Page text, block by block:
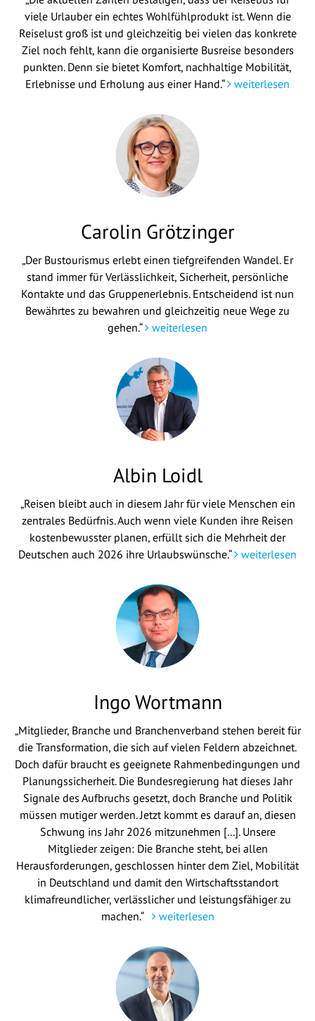
viele Urlauber ein echtes Wohlfühlprodukt ist. Wenn die
Reiselust groß ist und gleichzeitig bei vielen das konkrete
Ziel noch fehlt, kann die organisierte Busreise besonders
punkten. Denn sie bietet Komfort, nachhaltige Mobilität,
Erlebnisse und Erholung aus einer Hand.“
weiterlesen
Carolin Grötzinger
„Der Bustourismus erlebt einen tiefgreifenden Wandel. Er
stand immer für Verlässlichkeit, Sicherheit, persönliche
Kontakte und das Gruppenerlebnis. Entscheidend ist nun
Bewährtes zu bewahren und gleichzeitig neue Wege zu
gehen.“
weiterlesen
Albin Loidl
„Reisen bleibt auch in diesem Jahr für viele Menschen ein
zentrales Bedürfnis. Auch wenn viele Kunden ihre Reisen
kostenbewusster planen, erfüllt sich die Mehrheit der
Deutschen auch 2026 ihre Urlaubswünsche.“
weiterlesen
Ingo Wortmann
„Mitglieder, Branche und Branchenverband stehen bereit für
die Transformation, die sich auf vielen Feldern abzeichnet.
Doch dafür braucht es geeignete Rahmenbedingungen und
Planungssicherheit. Die Bundesregierung hat dieses Jahr
Signale des Aufbruchs gesetzt, doch Branche und Politik
müssen mutiger werden. Jetzt kommt es darauf an, diesen
Schwung ins Jahr 2026 mitzunehmen [...]. Unsere
Mitglieder zeigen: Die Branche steht, bei allen
Herausforderungen, geschlossen hinter dem Ziel, Mobilität
in Deutschland und damit den Wirtschaftsstandort
klimafreundlicher, verlässlicher und leistungsfähiger zu
machen.“
weiterlesen